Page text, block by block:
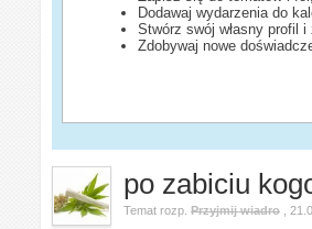
Dodawaj wydarzenia do
Stwórz swój własny profil
Zdobywaj nowe
po zabiciu
Temat rozp.Przyjmij wiadro